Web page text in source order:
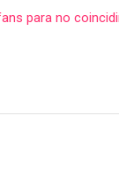
para no